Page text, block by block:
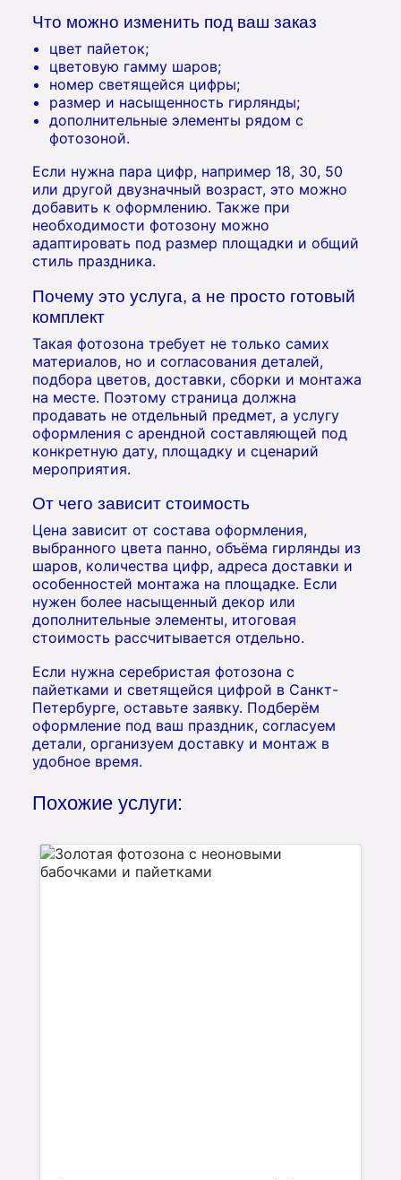
Что можно изменить под ваш заказ
цвет пайеток;
цветовую гамму шаров;
номер светящейся цифры;
размер и насыщенность гирлянды;
дополнительные элементы рядом с
фотозоной.
Если нужна пара цифр, например 18, 30, 50
или другой двузначный возраст, это можно
добавить к оформлению. Также при
необходимости фотозону можно
адаптировать под размер площадки и общий
стиль праздника.
Почему это услуга, а не просто готовый
комплект
Такая фотозона требует не только самих
материалов, но и согласования деталей,
подбора цветов, доставки, сборки и монтажа
на месте. Поэтому страница должна
продавать не отдельный предмет, а услугу
оформления с арендной составляющей под
конкретную дату, площадку и сценарий
мероприятия.
От чего зависит стоимость
Цена зависит от состава оформления,
выбранного цвета панно, объёма гирлянды из
шаров, количества цифр, адреса доставки и
особенностей монтажа на площадке. Если
нужен более насыщенный декор или
дополнительные элементы, итоговая
стоимость рассчитывается отдельно.
Если нужна серебристая фотозона с
пайетками и светящейся цифрой в Санкт-
Петербурге, оставьте заявку. Подберём
оформление под ваш праздник, согласуем
детали, организуем доставку и монтаж в
удобное время.
Похожие услуги: